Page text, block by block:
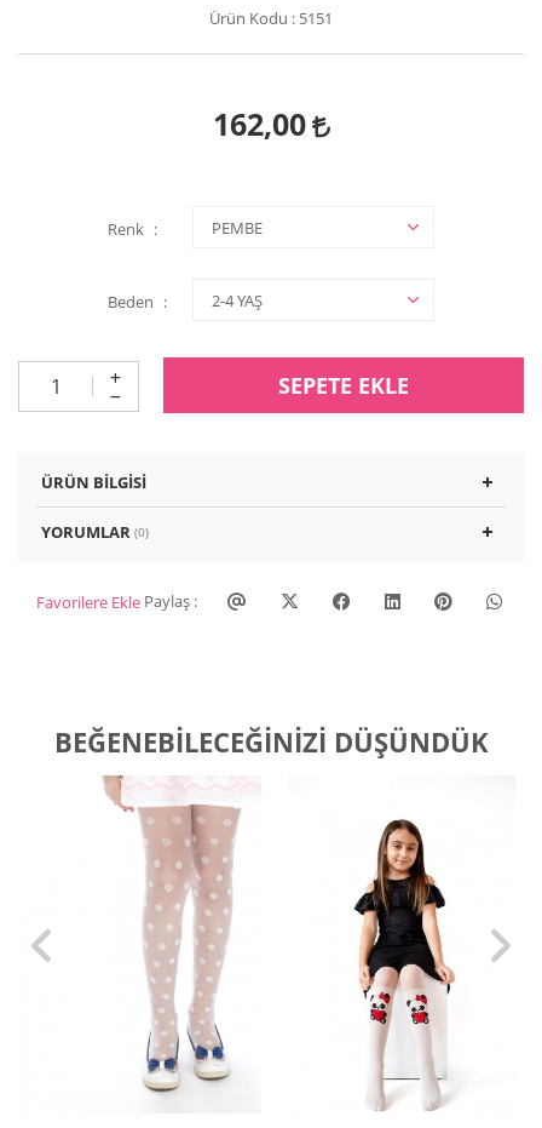
Ürün Kodu : 5151
162,00
Renk
Beden
SEPETE EKLE
ÜRÜN BILGISI
YORUMLAR (0)
Favorilere Ekle Paylaş :
BEĞENEBILECEĞINIZI DÜŞÜNDÜK